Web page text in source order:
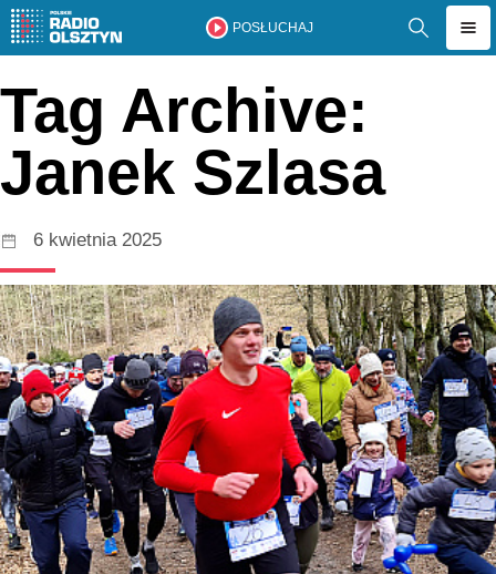
POSŁUCHAJ
Tag Archive:
Janek Szlasa
6 kwietnia 2025